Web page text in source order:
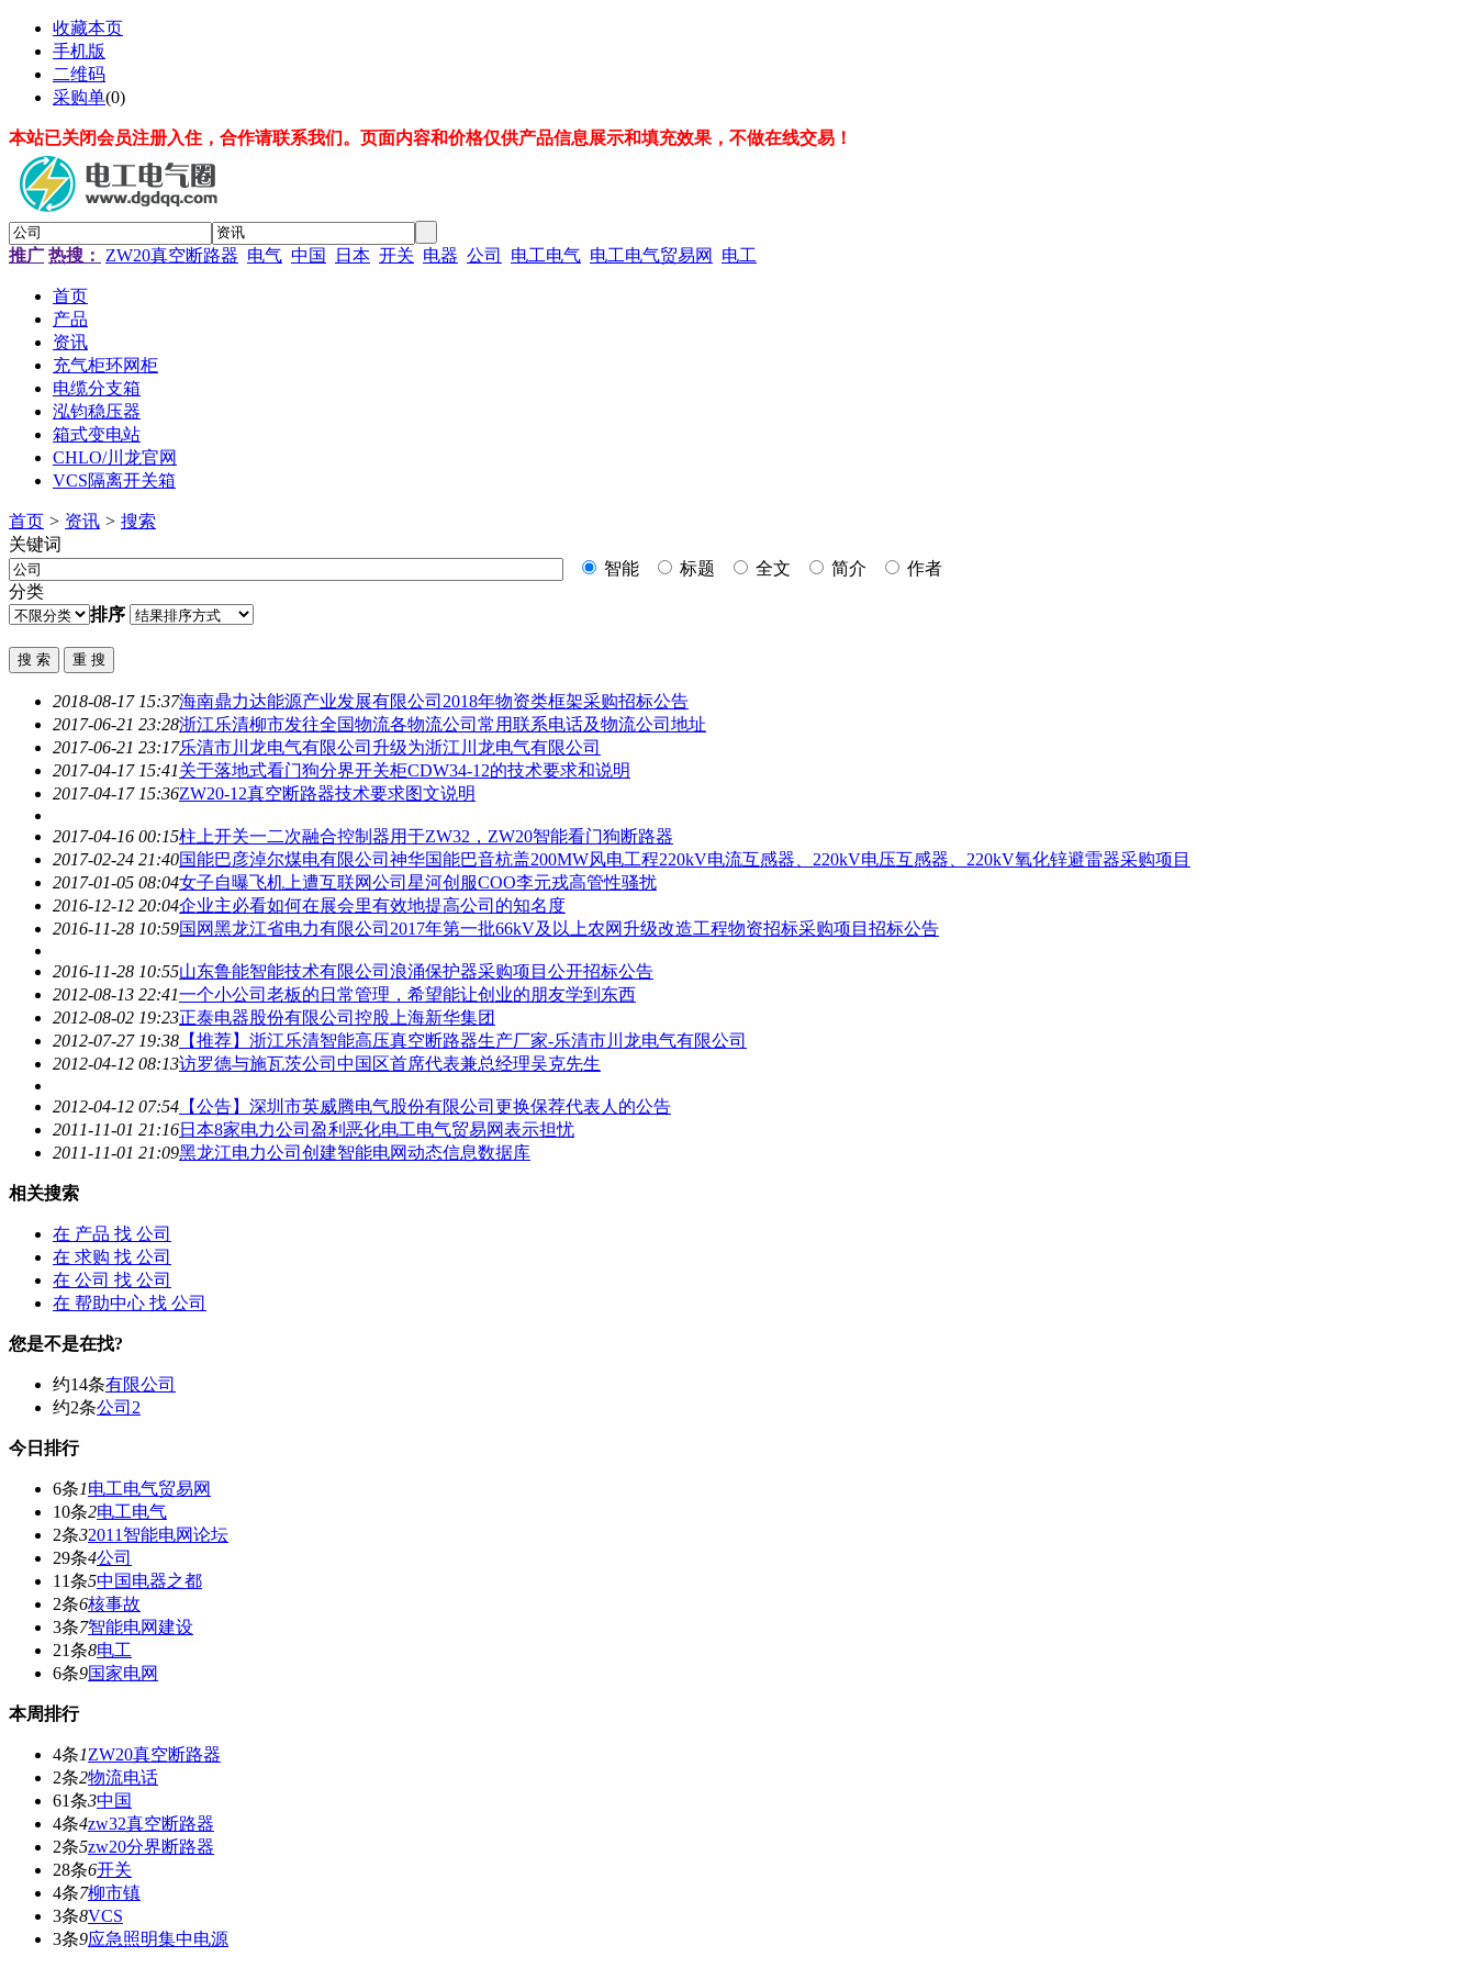
收藏本页
手机版
二维码
采购单(0)
本站已关闭会员注册入住，合作请联系我们。页面内容和价格仅供产品信息展示和填充效果，不做在线交易！
推广 热搜： ZW20真空断路器 电气 中国 日本 开关 电器 公司 电工电气 电工电气贸易网 电工
首页
产品
资讯
充气柜环网柜
电缆分支箱
泓钧稳压器
箱式变电站
CHLO/川龙官网
VCS隔离开关箱
首页 > 资讯 > 搜索
关键词
智能
标题 全文 简介
作者
分类
排序
2018-08-17 15:37海南鼎力达能源产业发展有限公司 2018年物资类框架采购招标公告
2017-06-21 23:28浙江乐清柳市发往全国物流各物流公司 常用联系电话及物流公司 地址
2017-06-21 23:17乐清市川龙电气有限公司 升级为浙江川龙电气有限公司
2017-04-17 15:41关于落地式看门狗分界开关柜CDW34-12的技术要求和说明
2017-04-17 15:36ZW20-12真空断路器技术要求图文说明
2017-04-16 00:15柱上开关一二次融合控制器用于ZW32，ZW20智能看门狗断路器
2017-02-24 21:40国能巴彦淖尔煤电有限公司 神华国能巴音杭盖200MW风电工程220kV电流互感器、220kV电压互感器、220kV氧化锌避雷器采购项目
2017-01-05 08:04女子自曝飞机上遭互联网公司 星河创服COO李元戎高管性骚扰
2016-12-12 20:04企业主必看如何在展会里有效地提高公司 的知名度
2016-11-28 10:59国网黑龙江省电力有限公司 2017年第一批66kV及以上农网升级改造工程物资招标采购项目招标公告
2016-11-28 10:55山东鲁能智能技术有限公司 浪涌保护器采购项目公开招标公告
2012-08-13 22:41一个小公司 老板的日常管理，希望能让创业的朋友学到东西
2012-08-02 19:23正泰电器股份有限公司 控股上海新华集团
2012-07-27 19:38 【推荐】浙江乐清智能高压真空断路器生产厂家-乐清市川龙电气有限公司
2012-04-12 08:13访罗德与施瓦茨公司 中国区首席代表兼总经理吴克先生
2012-04-12 07:54 【公告】深圳市英威腾电气股份有限公司 更换保荐代表人的公告
2011-11-01 21:16日本8家电力公司 盈利恶化电工电气贸易网表示担忧
2011-11-01 21:09黑龙江电力公司 创建智能电网动态信息数据库
相关搜索
在 产品 找 公司
在 求购 找 公司
在 公司 找 公司
在 帮助中心 找 公司
您是不是在找?
约14条有限公司
约2条公司2
今日排行
6条1电工电气贸易网
10条2电工电气
2条32011智能电网论坛
29条4公司
11条5中国电器之都
2条6核事故
3条7智能电网建设
21条8电工
6条9国家电网
本周排行
4条1ZW20真空断路器
2条2物流电话
61条3中国
4条4zw32真空断路器
2条5zw20分界断路器
28条6开关
4条7柳市镇
3条8VCS
3条9应急照明集中电源